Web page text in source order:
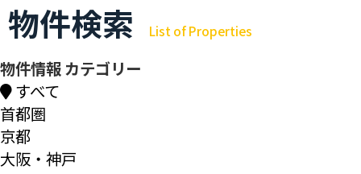
物件検索 List of Properties
物件情報 カテゴリー
すべて
首都圏
京都
大阪・神戸